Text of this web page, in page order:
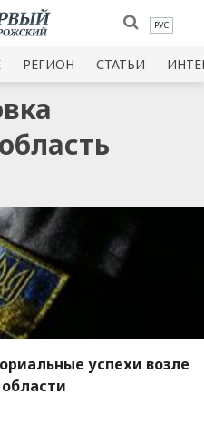
РУС
РЕГИОН СТАТЬИ
успехи возле